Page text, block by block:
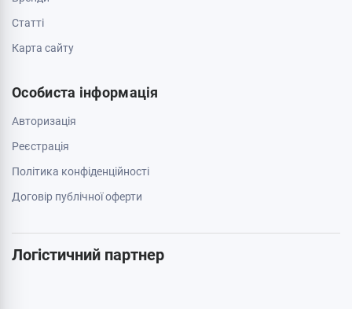
0 800 403 173
044 334 54 27
063 789 66 52
Додатково
Акції
Бренди
Карта сайту